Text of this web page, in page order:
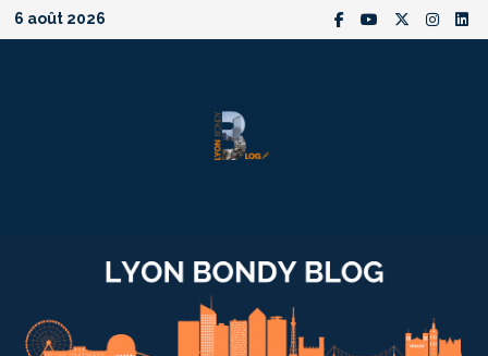
Passer
au
6 août 2026